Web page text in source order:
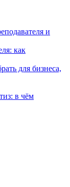
и
как
для бизнеса,
в чём